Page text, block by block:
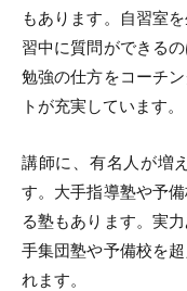
もあります。自習室
習中に質問ができる
勉強の仕方をコーチ
トが充実しています。
講師に、有名人が増
す。大手指導塾や予
る塾もあります。実
手集団塾や予備校を
れます。